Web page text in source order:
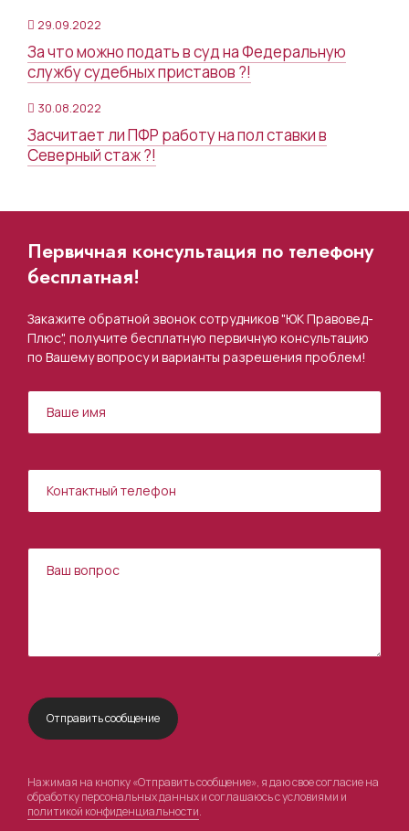
29.09.2022
За что можно подать в суд на Федеральную
службу судебных приставов ?!
30.08.2022
Засчитает ли ПФР работу на пол ставки в
Северный стаж ?!
Первичная консультация по телефону
бесплатная!
Закажите обратной звонок сотрудников "ЮК Правовед-
Плюс", получите бесплатную первичную консультацию
по Вашему вопросу и варианты разрешения проблем!
Нажимая на кнопку «Отправить сообщение», я даю свое согласие на
обработку персональных данных и соглашаюсь с условиями и
политикой конфиденциальности.